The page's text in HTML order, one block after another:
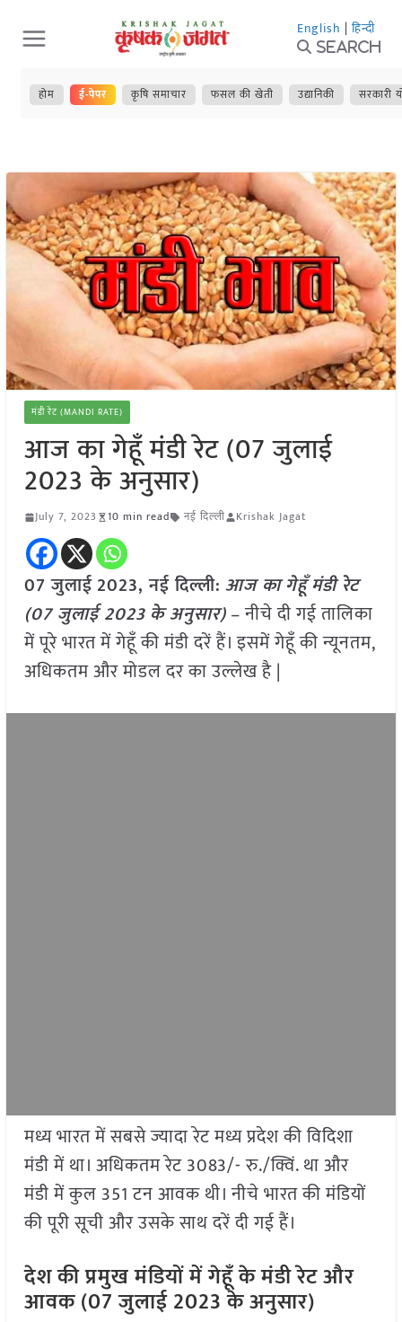
Skip
to
content
English | हिन्दी
Search
होम ई-पेपर कृषि समाचार फसल की खेती उद्यानिकी सरकारी
मंडी रेट (MANDI RATE)
आज का गेहूँ मंडी रेट (07 जुलाई
2023 के अनुसार)
July 7, 2023 10 min read नई दिल्ली Krishak Jagat
07 जुलाई2023, नई दिल्ली: आज का गेहूँमंडी रेट
(07 जुलाई 2023 के अनुसार)– नीचे दी गई तालिका
में पूरे भारत में गेहूँ की मंडी दरें हैं। इसमें गेहूँ की न्यूनतम,
अधिकतम और मोडल दर का उल्लेख है |
मध्य भारत में सबसे ज्यादा रेट मध्य प्रदेश की विदिशा
मंडी में था। अधिकतम रेट 3083/- रु./क्विं. था और
मंडी में कुल 351 टन आवक थी। नीचे भारत की मंडियों
की पूरी सूची और उसके साथ दरें दी गई हैं।
देश की प्रमुख मंडियों में गेहूँ के मंडी रेट और
आवक (07 जुलाई 2023 के अनुसार)